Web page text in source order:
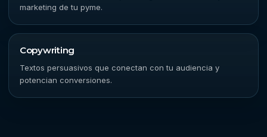
marketing de tu pyme.
Copywriting
Textos persuasivos que conectan con tu audiencia y
potencian conversiones.